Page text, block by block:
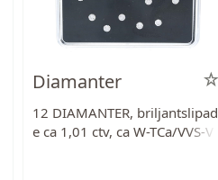
Diamanter
12 DIAMANTER, briljantslipad
e ca 1,01 ctv, ca W-TCa/VVS-V